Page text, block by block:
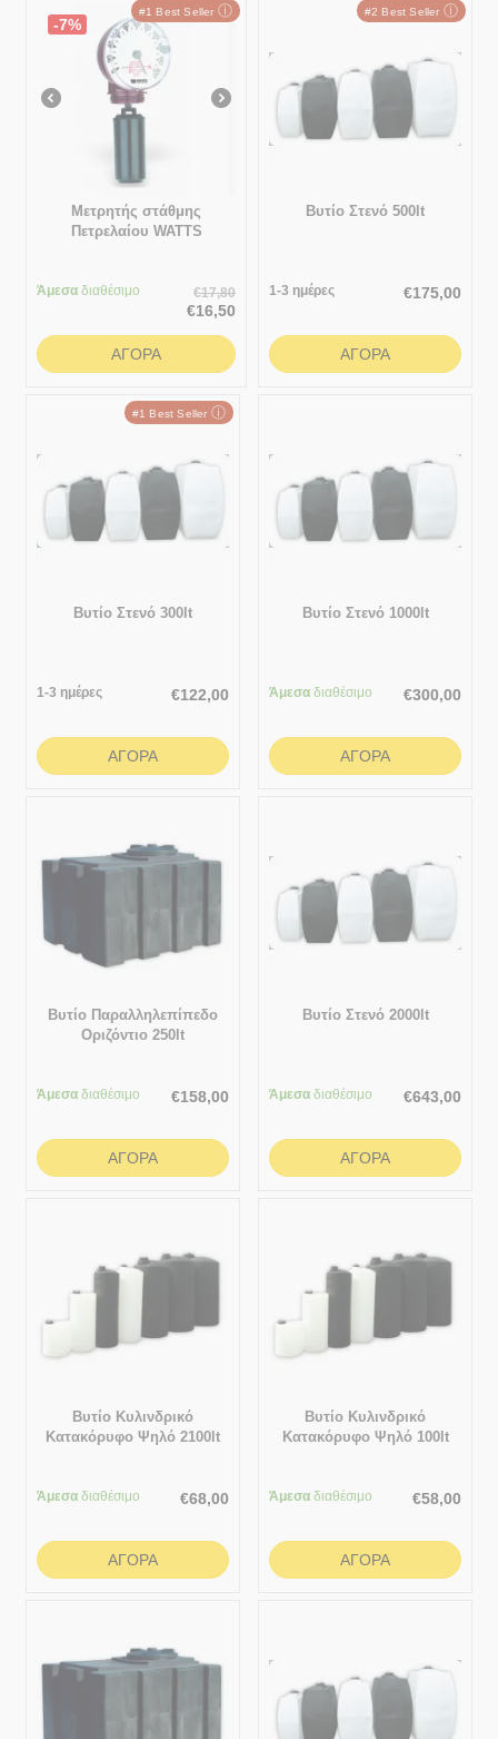
-7%
#1 Best Seller ⓘ
Μετρητής στάθμης
Πετρελαίου WATTS
Άμεσα διαθέσιμο €17,80
€16,50
ΑΓΟΡΆ
#2 Best Seller ⓘ
Βυτίο Στενό 500lt
1-3 ημέρες €175,00
ΑΓΟΡΆ
#1 Best Seller ⓘ
Βυτίο Στενό 300lt
1-3 ημέρες €122,00
ΑΓΟΡΆ
Βυτίο Στενό 1000lt
Άμεσα διαθέσιμο €300,00
ΑΓΟΡΆ
Βυτίο Παραλληλεπίπεδο
Οριζόντιο 250lt
Άμεσα διαθέσιμο €158,00
ΑΓΟΡΆ
Βυτίο Στενό 2000lt
Άμεσα διαθέσιμο €643,00
ΑΓΟΡΆ
Βυτίο Κυλινδρικό
Κατακόρυφο Ψηλό 2100lt
Άμεσα διαθέσιμο €68,00
ΑΓΟΡΆ
Βυτίο Κυλινδρικό
Κατακόρυφο Ψηλό 100lt
Άμεσα διαθέσιμο €58,00
ΑΓΟΡΆ